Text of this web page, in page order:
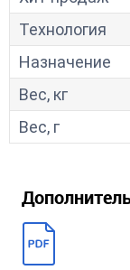
Технология
Назначение
Вес, кг
Вес, г